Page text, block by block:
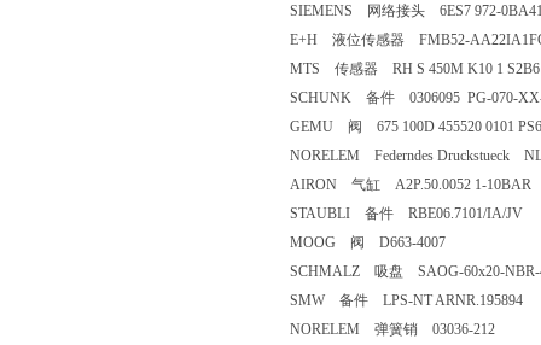
SIEMENS 网络接头 6ES7 972-
E+H 液位传感器 FMB52-
MTS 传感器 RH S 450M K10 1 S2B6
SCHUNK 备件 0306095 PG-070-
GEMU 阀 675 100D 455520 0101
NORELEM Federndes Druckstueck
AIRON 气缸 A2P.50.0052 1-10BAR
STAUBLI 备件 RBE06.7101/IA/JV
MOOG 阀 D663-4007
SCHMALZ 吸盘 SAOG-60x20-NBR-
SMW 备件 LPS-NT ARNR.195894
NORELEM 弹簧销 03036-212